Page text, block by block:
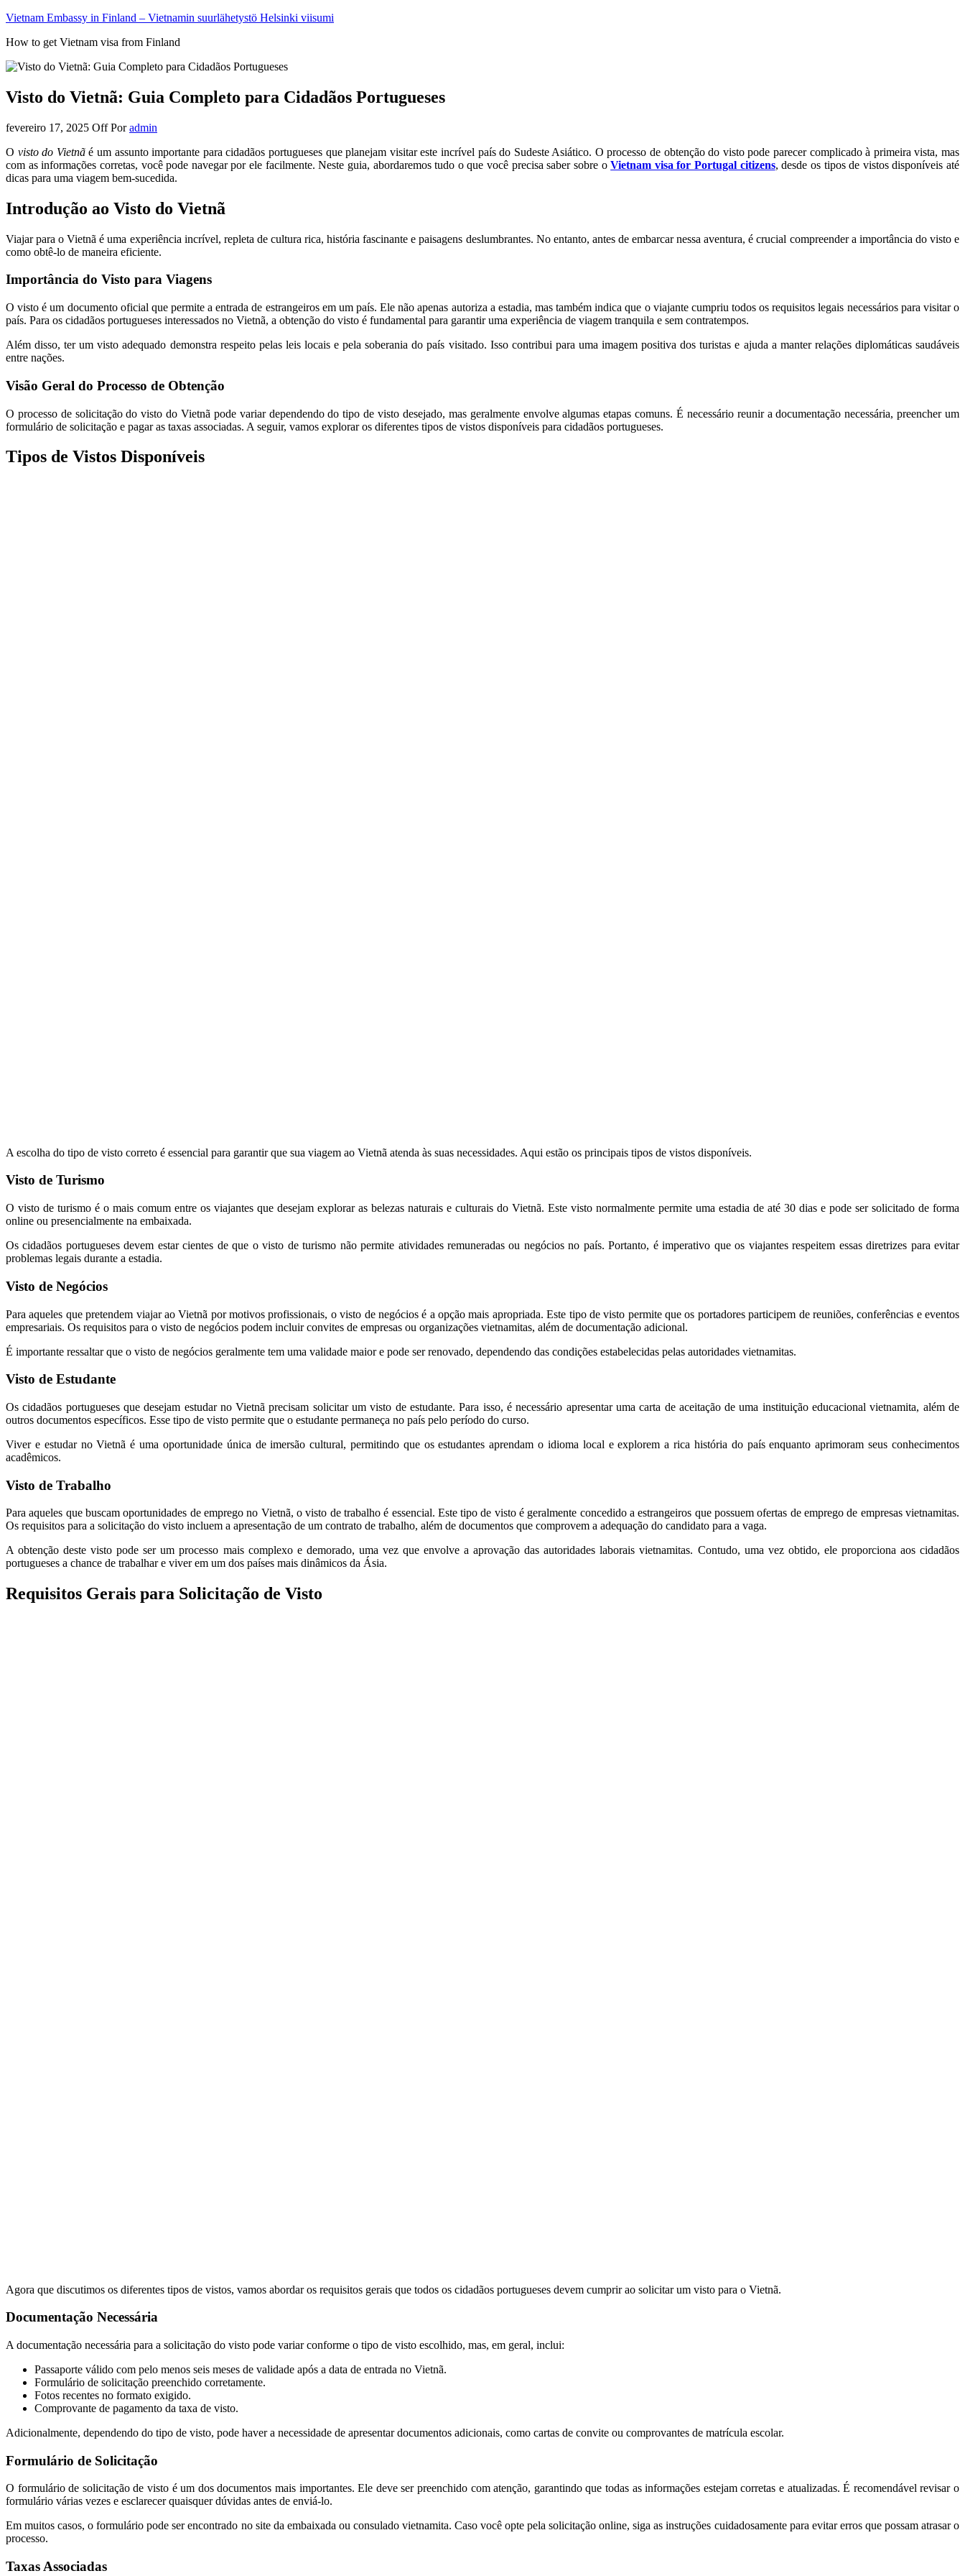
Vietnam Embassy in Finland – Vietnamin suurlähetystö Helsinki viisumi
How to get Vietnam visa from Finland
Visto do Vietnã: Guia Completo para Cidadãos Portugueses
fevereiro 17, 2025 OffPor admin
O visto do Vietnãé um assunto importante para cidadãos portugueses que planejam visitar este incrível país do Sudeste Asiático. O processo de obtenção do visto pode parecer complicado à primeira vista, mas
com as informações corretas, você pode navegar por ele facilmente. Neste guia, abordaremos tudo o que você precisa saber sobre oVietnam visa for Portugal citizens, desde os tipos de vistos disponíveis até
dicas para uma viagem bem-sucedida.
Introdução ao Visto do Vietnã
Viajar para o Vietnã é uma experiência incrível, repleta de cultura rica, história fascinante e paisagens deslumbrantes. No entanto, antes de embarcar nessa aventura, é crucial compreender a importância do visto e
como obtê-lo de maneira eficiente.
Importância do Visto para Viagens
O visto é um documento oficial que permite a entrada de estrangeiros em um país. Ele não apenas autoriza a estadia, mas também indica que o viajante cumpriu todos os requisitos legais necessários para visitar o
país. Para os cidadãos portugueses interessados no Vietnã, a obtenção do visto é fundamental para garantir uma experiência de viagem tranquila e sem contratempos.
Além disso, ter um visto adequado demonstra respeito pelas leis locais e pela soberania do país visitado. Isso contribui para uma imagem positiva dos turistas e ajuda a manter relações diplomáticas saudáveis
entre nações.
Visão Geral do Processo de Obtenção
O processo de solicitação do visto do Vietnã pode variar dependendo do tipo de visto desejado, mas geralmente envolve algumas etapas comuns. É necessário reunir a documentação necessária, preencher um
formulário de solicitação e pagar as taxas associadas. A seguir, vamos explorar os diferentes tipos de vistos disponíveis para cidadãos portugueses.
Tipos de Vistos Disponíveis
A escolha do tipo de visto correto é essencial para garantir que sua viagem ao Vietnã atenda às suas necessidades. Aqui estão os principais tipos de vistos disponíveis.
Visto de Turismo
O visto de turismo é o mais comum entre os viajantes que desejam explorar as belezas naturais e culturais do Vietnã. Este visto normalmente permite uma estadia de até 30 dias e pode ser solicitado de forma
online ou presencialmente na embaixada.
Os cidadãos portugueses devem estar cientes de que o visto de turismo não permite atividades remuneradas ou negócios no país. Portanto, é imperativo que os viajantes respeitem essas diretrizes para evitar
problemas legais durante a estadia.
Visto de Negócios
Para aqueles que pretendem viajar ao Vietnã por motivos profissionais, o visto de negócios é a opção mais apropriada. Este tipo de visto permite que os portadores participem de reuniões, conferências e eventos
empresariais. Os requisitos para o visto de negócios podem incluir convites de empresas ou organizações vietnamitas, além de documentação adicional.
É importante ressaltar que o visto de negócios geralmente tem uma validade maior e pode ser renovado, dependendo das condições estabelecidas pelas autoridades vietnamitas.
Visto de Estudante
Os cidadãos portugueses que desejam estudar no Vietnã precisam solicitar um visto de estudante. Para isso, é necessário apresentar uma carta de aceitação de uma instituição educacional vietnamita, além de
outros documentos específicos. Esse tipo de visto permite que o estudante permaneça no país pelo período do curso.
Viver e estudar no Vietnã é uma oportunidade única de imersão cultural, permitindo que os estudantes aprendam o idioma local e explorem a rica história do país enquanto aprimoram seus conhecimentos
acadêmicos.
Visto de Trabalho
Para aqueles que buscam oportunidades de emprego no Vietnã, o visto de trabalho é essencial. Este tipo de visto é geralmente concedido a estrangeiros que possuem ofertas de emprego de empresas vietnamitas.
Os requisitos para a solicitação do visto incluem a apresentação de um contrato de trabalho, além de documentos que comprovem a adequação do candidato para a vaga.
A obtenção deste visto pode ser um processo mais complexo e demorado, uma vez que envolve a aprovação das autoridades laborais vietnamitas. Contudo, uma vez obtido, ele proporciona aos cidadãos
portugueses a chance de trabalhar e viver em um dos países mais dinâmicos da Ásia.
Requisitos Gerais para Solicitação de Visto
Agora que discutimos os diferentes tipos de vistos, vamos abordar os requisitos gerais que todos os cidadãos portugueses devem cumprir ao solicitar um visto para o Vietnã.
Documentação Necessária
A documentação necessária para a solicitação do visto pode variar conforme o tipo de visto escolhido, mas, em geral, inclui:
Passaporte válido com pelo menos seis meses de validade após a data de entrada no Vietnã.
Formulário de solicitação preenchido corretamente.
Fotos recentes no formato exigido.
Comprovante de pagamento da taxa de visto.
Adicionalmente, dependendo do tipo de visto, pode haver a necessidade de apresentar documentos adicionais, como cartas de convite ou comprovantes de matrícula escolar.
Formulário de Solicitação
O formulário de solicitação de visto é um dos documentos mais importantes. Ele deve ser preenchido com atenção, garantindo que todas as informações estejam corretas e atualizadas. É recomendável revisar o
formulário várias vezes e esclarecer quaisquer dúvidas antes de enviá-lo.
Em muitos casos, o formulário pode ser encontrado no site da embaixada ou consulado vietnamita. Caso você opte pela solicitação online, siga as instruções cuidadosamente para evitar erros que possam atrasar o
processo.
Taxas Associadas